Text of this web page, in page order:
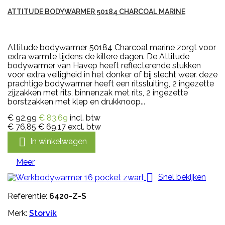
ATTITUDE BODYWARMER 50184 CHARCOAL MARINE
Attitude bodywarmer 50184 Charcoal marine zorgt voor
extra warmte tijdens de killere dagen. De Attitude
bodywarmer van Havep heeft reflecterende stukken
voor extra veiligheid in het donker of bij slecht weer. deze
prachtige bodywarmer heeft een ritssluiting, 2 ingezette
zijzakken met rits, binnenzak met rits, 2 ingezette
borstzakken met klep en drukknoop...
€ 92,99 € 83,69 incl. btw
€ 76,85 € 69,17 excl. btw
 In winkelwagen
Meer

Snel bekijken
Referentie: 6420-Z-S
Merk: Storvik